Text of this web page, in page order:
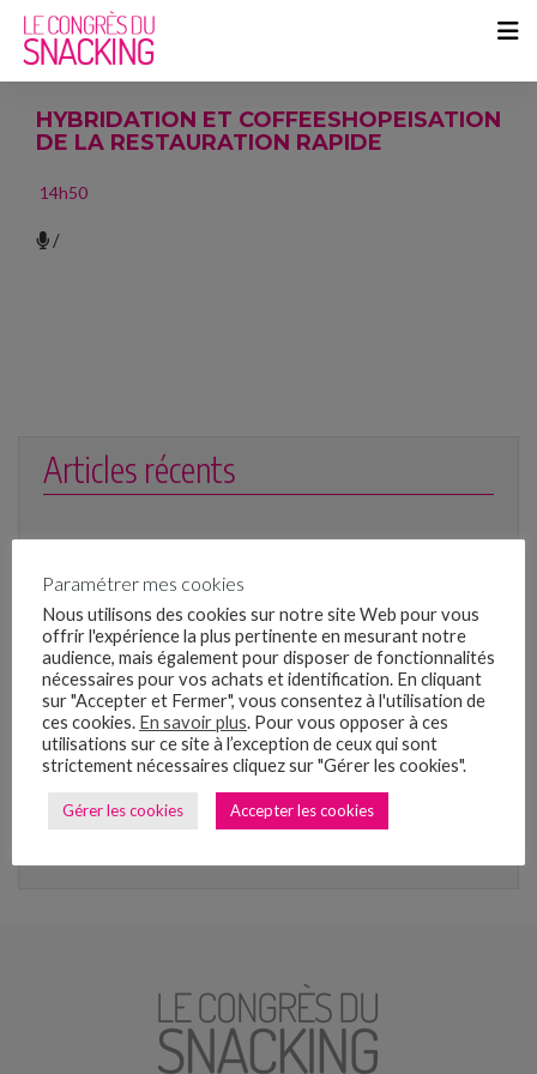
HYBRIDATION ET COFFEESHOPEISATION
DE LA RESTAURATION RAPIDE
14h50
/
Articles récents
#CDS24. Restauration rapide, ceux qui se transforment
seront les gagnants de l’après-crise
#CDS24. Coffeeshopisation des boulangeries, influences
américaines et asiatiques, comment évolue le snacking ?
Le Snacking en 2024, 5 tendances pour se démarquer !
#CDS24
#CDS24 Le snacking en 2024 : 20 chiffres clés que tout
entrepreneur moderne se doit de connaître
Paramétrer mes cookies
Nous utilisons des cookies sur notre site Web pour vous
offrir l'expérience la plus pertinente en mesurant notre
audience, mais également pour disposer de fonctionnalités
nécessaires pour vos achats et identification. En cliquant
sur "Accepter et Fermer", vous consentez à l'utilisation de
ces cookies. En savoir plus. Pour vous opposer à ces
utilisations sur ce site à l’exception de ceux qui sont
strictement nécessaires cliquez sur "Gérer les cookies".
Gérer les cookies Accepter les cookies